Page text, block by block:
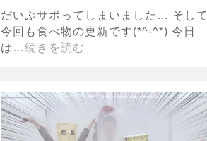
だいぶサボってしまいました… そして
今回も食べ物の更新です(*^-^*) 今日
は …続きを読む